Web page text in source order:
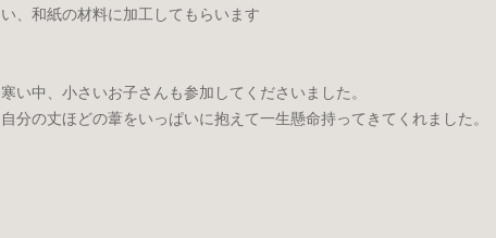
い、和紙の材料に加工してもらいます
寒い中、小さいお子さんも参加してくださいました。
自分の丈ほどの葦をいっぱいに抱えて一生懸命持ってきてくれました。